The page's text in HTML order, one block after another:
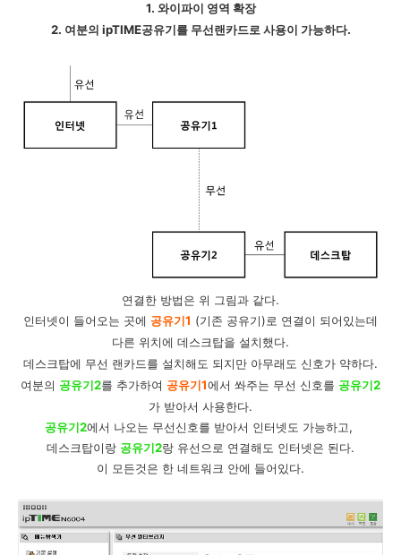
1. 와이파이 영역 확장
2. 여분의 ipTIME공유기를 무선랜카드로 사용이 가능하다.
연결한 방법은 위 그림과 같다.
인터넷이 들어오는 곳에 공유기1 (기존 공유기)로 연결이 되어있는데
다른 위치에 데스크탑을 설치했다.
데스크탑에 무선 랜카드를 설치해도 되지만 아무래도 신호가 약하다.
여분의 공유기2를 추가하여 공유기1에서 쏴주는 무선 신호를 공유기2
가 받아서 사용한다.
공유기2에서 나오는 무선신호를 받아서 인터넷도 가능하고,
데스크탑이랑 공유기2랑 유선으로 연결해도 인터넷은 된다.
이 모든것은 한 네트워크 안에 들어있다.